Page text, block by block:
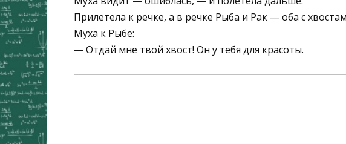
Прилетела к речке, а в речке Рыба и Рак — оба с
Муха к Рыбе:
— Отдай мне твой хвост! Он у тебя для красоты.